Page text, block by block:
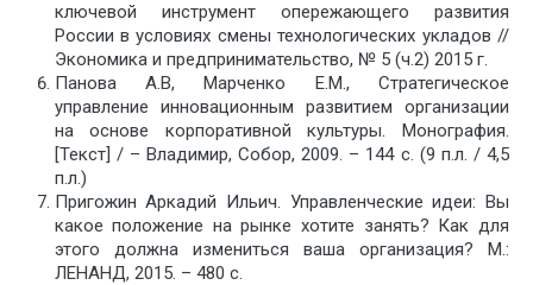
ключевой инструмент опережающего развития
России в условиях смены технологических укладов //
Экономика и предпринимательство, № 5 (ч.2) 2015 г.
Панова А.В, Марченко Е.М., Стратегическое
управление инновационным развитием организации
на основе корпоративной культуры. Монография.
[Текст] / – Владимир, Собор, 2009. – 144 с. (9 п.л. / 4,5
п.л.)
Пригожин Аркадий Ильич. Управленческие идеи: Вы
какое положение на рынке хотите занять? Как для
этого должна измениться ваша организация? М.:
ЛЕНАНД, 2015. – 480 с.